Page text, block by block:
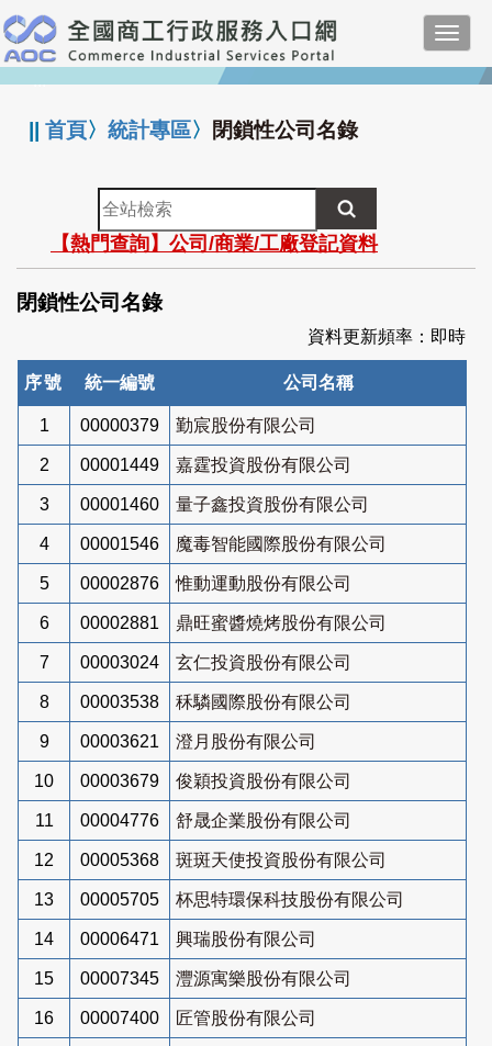
跳
到
主
要
:::
||首頁〉統計專區〉 閉鎖性公司名錄
全
站
檢
索
【熱門查詢】公司/商業/工廠登記資料
閉鎖性公司名錄
資料更新頻率：即時
序號 統一編號 公司名稱
1 00000379 勤宸股份有限公司
2 00001449 嘉霆投資股份有限公司
3 00001460 量子鑫投資股份有限公司
4 00001546 魔毒智能國際股份有限公司
5 00002876 惟動運動股份有限公司
6 00002881 鼎旺蜜醬燒烤股份有限公司
7 00003024 玄仁投資股份有限公司
8 00003538 秝驎國際股份有限公司
9 00003621 澄月股份有限公司
10 00003679 俊穎投資股份有限公司
11 00004776 舒晟企業股份有限公司
12 00005368 斑斑天使投資股份有限公司
13 00005705 杯思特環保科技股份有限公司
14 00006471 興瑞股份有限公司
15 00007345 灃源寓樂股份有限公司
16 00007400 匠管股份有限公司